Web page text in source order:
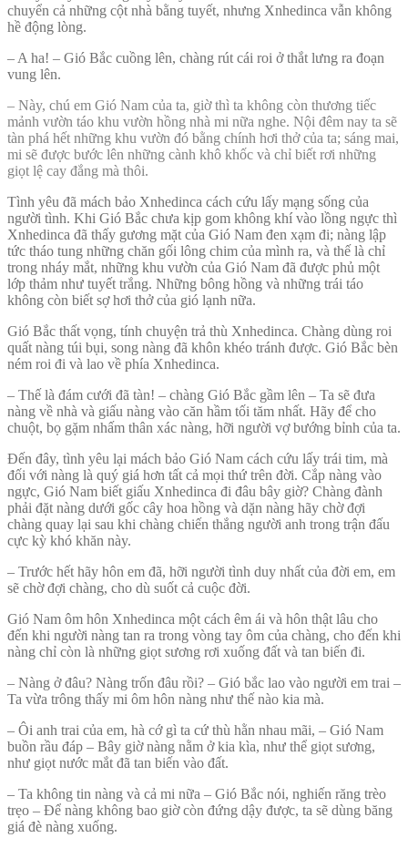
chuyển cả những cột nhà bằng tuyết, nhưng Xnhedinca vẫn không
hề động lòng.
– A ha! – Gió Bắc cuồng lên, chàng rút cái roi ở thắt lưng ra đoạn
vung lên.
– Này, chú em Gió Nam của ta, giờ thì ta không còn thương tiếc
mảnh vườn táo khu vườn hồng nhà mi nữa nghe. Nội đêm nay ta sẽ
tàn phá hết những khu vườn đó bằng chính hơi thở của ta; sáng mai,
mi sẽ được bước lên những cành khô khốc và chỉ biết rơi những
giọt lệ cay đắng mà thôi.
Tình yêu đã mách bảo Xnhedinca cách cứu lấy mạng sống của
người tình. Khi Gió Bắc chưa kịp gom không khí vào lồng ngực thì
Xnhedinca đã thấy gương mặt của Gió Nam đen xạm đi; nàng lập
tức tháo tung những chăn gối lông chim của mình ra, và thế là chỉ
trong nháy mắt, những khu vườn của Gió Nam đã được phủ một
lớp thảm như tuyết trắng. Những bông hồng và những trái táo
không còn biết sợ hơi thở của gió lạnh nữa.
Gió Bắc thất vọng, tính chuyện trả thù Xnhedinca. Chàng dùng roi
quất nàng túi bụi, song nàng đã khôn khéo tránh được. Gió Bắc bèn
ném roi đi và lao về phía Xnhedinca.
– Thế là đám cưới đã tàn! – chàng Gió Bắc gầm lên – Ta sẽ đưa
nàng về nhà và giấu nàng vào căn hầm tối tăm nhất. Hãy để cho
chuột, bọ gặm nhấm thân xác nàng, hỡi người vợ bướng bỉnh của ta.
Đến đây, tình yêu lại mách bảo Gió Nam cách cứu lấy trái tim, mà
đối với nàng là quý giá hơn tất cả mọi thứ trên đời. Cắp nàng vào
ngực, Gió Nam biết giấu Xnhedinca đi đâu bây giờ? Chàng đành
phải đặt nàng dưới gốc cây hoa hồng và dặn nàng hãy chờ đợi
chàng quay lại sau khi chàng chiến thắng người anh trong trận đấu
cực kỳ khó khăn này.
– Trước hết hãy hôn em đã, hỡi người tình duy nhất của đời em, em
sẽ chờ đợi chàng, cho dù suốt cả cuộc đời.
Gió Nam ôm hôn Xnhedinca một cách êm ái và hôn thật lâu cho
đến khi người nàng tan ra trong vòng tay ôm của chàng, cho đến khi
nàng chỉ còn là những giọt sương rơi xuống đất và tan biến đi.
– Nàng ở đâu? Nàng trốn đâu rồi? – Gió bắc lao vào người em trai –
Ta vừa trông thấy mi ôm hôn nàng như thế nào kia mà.
– Ôi anh trai của em, hà cớ gì ta cứ thù hằn nhau mãi, – Gió Nam
buồn rầu đáp – Bây giờ nàng nằm ở kia kìa, như thể giọt sương,
như giọt nước mắt đã tan biến vào đất.
– Ta không tin nàng và cả mi nữa – Gió Bắc nói, nghiến răng trèo
trẹo – Để nàng không bao giờ còn đứng dậy được, ta sẽ dùng băng
giá đè nàng xuống.